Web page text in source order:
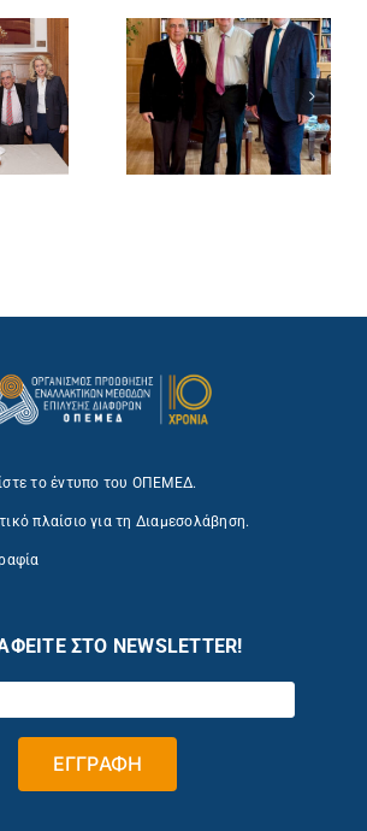
το έντυπο του ΟΠΕΜΕΔ.
πλαίσιο για τη Διαμεσολάβηση.
ΣΤΟ NEWSLETTER!